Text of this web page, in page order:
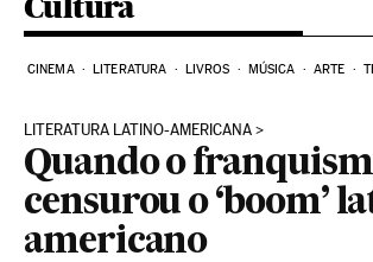
CINEMA LITERATURA LIVROS MÚSICA ARTE
LITERATURA LATINO-AMERICANA
Quando o
censurou o ‘boom’
americano